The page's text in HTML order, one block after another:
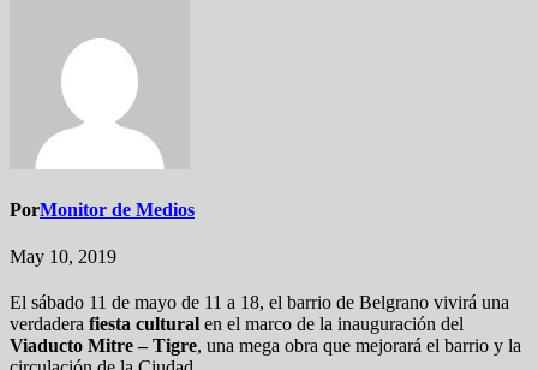
PorMonitor de Medios
May 10, 2019
El sábado 11 de mayo de 11 a 18, el barrio de Belgrano vivirá una
verdadera fiesta cultural en el marco de la inauguración del
Viaducto Mitre – Tigre, una mega obra que mejorará el barrio y la